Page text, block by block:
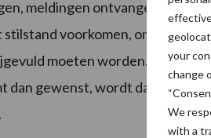
your
change
We
with a
meldingen ontvangen en de
voorkomen, onder
moeten worden. Een lege
dan gewenst, wordt daarmee